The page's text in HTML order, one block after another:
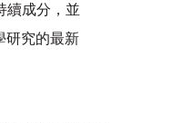
續成分，並
研究的最新